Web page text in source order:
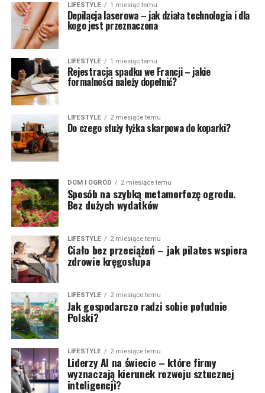
LIFESTYLE 1 miesiąc temu
Depilacja laserowa – jak działa technologia i dla
kogo jest przeznaczona
LIFESTYLE 1 miesiąc temu
Rejestracja spadku we Francji – jakie
formalności należy dopełnić?
LIFESTYLE 2 miesiące temu
Do czego służy łyżka skarpowa do koparki?
DOM I OGRÓD 2 miesiące temu
Sposób na szybką metamorfozę ogrodu.
Bez dużych wydatków
LIFESTYLE 2 miesiące temu
Ciało bez przeciążeń – jak pilates wspiera
zdrowie kręgosłupa
LIFESTYLE 2 miesiące temu
Jak gospodarczo radzi sobie południe
Polski?
LIFESTYLE 2 miesiące temu
Liderzy AI na świecie – które firmy
wyznaczają kierunek rozwoju sztucznej
inteligencji?